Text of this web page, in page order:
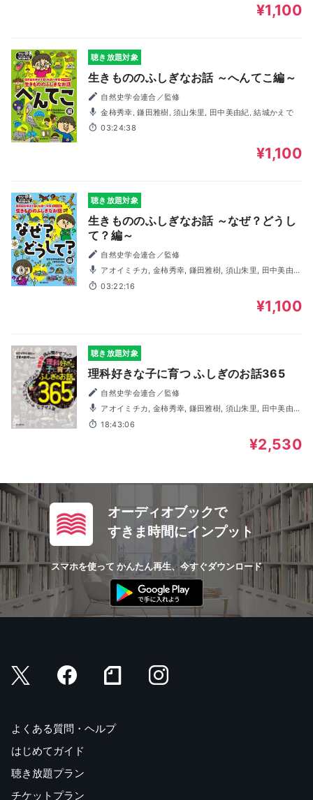
¥1,100
聴き放題対象
生きもののふしぎなお話 ～へんてこ編～
自然史学会連合／監修
金柿秀幸, 鎌田雅樹, 須山朱里, 田中美由紀, 結城かえで
03:24:38
¥1,100
聴き放題対象
生きもののふしぎなお話 ～なぜ？どうし
て？編～
自然史学会連合／監修
紀, 富城まどか, 結城かえで
03:22:16
¥1,100
聴き放題対象
理科好きな子に育つ ふしぎのお話365
自然史学会連合／監修
紀, 富城まどか, ミサキマイカ, 結城かえで
18:43:06
¥2,530
オーディオブックで
すきま時間にインプット
スマホを使って かんたん再生、今すぐダウンロード
よくある質問・ヘルプ
はじめてガイド
聴き放題プラン
チケットプラン